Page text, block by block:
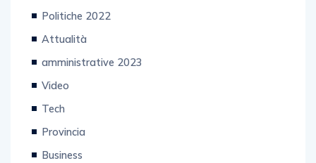
Politiche 2022
Attualità
amministrative 2023
Video
Tech
Provincia
Business